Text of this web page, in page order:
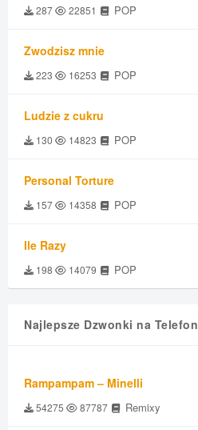
287 22851 POP
Zwodzisz mnie
223 16253 POP
Ludzie z cukru
130 14823 POP
Personal Torture
157 14358 POP
Ile Razy
198 14079 POP
Najlepsze Dzwonki na Telefon
Rampampam – Minelli
54275 87787 Remixy